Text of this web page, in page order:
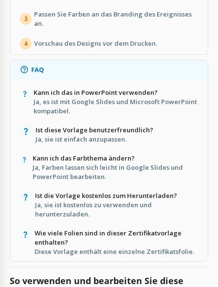
3
Passen Sie Farben an das Branding des Ereignisses
an.
4 Vorschau des Designs vor dem Drucken.
FAQ
Kann ich das in PowerPoint verwenden?
Ja, es ist mit Google Slides und Microsoft PowerPoint
kompatibel.
Ist diese Vorlage benutzerfreundlich?
Ja, sie ist einfach anzupassen.
Kann ich das Farbthema ändern?
Ja, Farben lassen sich leicht in Google Slides und
PowerPoint bearbeiten.
Ist die Vorlage kostenlos zum Herunterladen?
Ja, sie ist kostenlos zu verwenden und
herunterzuladen.
Wie viele Folien sind in dieser Zertifikatvorlage
enthalten?
Diese Vorlage enthält eine einzelne Zertifikatsfolie.
So verwenden und bearbeiten Sie diese